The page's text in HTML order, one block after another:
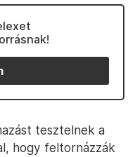
tesztelnek a
hogy feltornázzák